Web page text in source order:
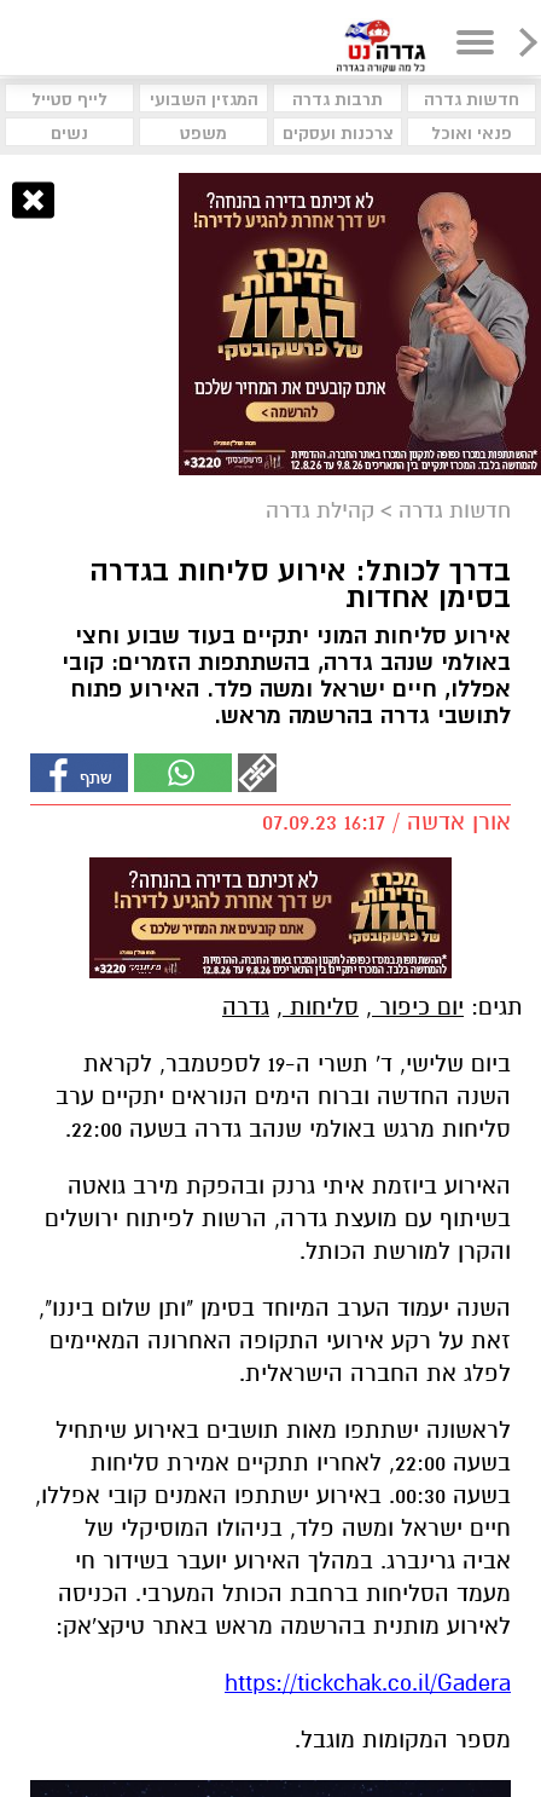
חדשות גדרה תרבות גדרה המגזין השבועי
לייף סטייל
פנאי ואוכל
צרכנות ועסקים משפט נשים
חדשות גדרה > קהילת גדרה
בדרך לכותל: אירוע סליחות בגדרה
בסימן אחדות
אירוע סליחות המוני יתקיים בעוד שבוע וחצי
באולמי שנהב גדרה, בהשתתפות הזמרים: קובי
אפללו, חיים ישראל ומשה פלד. האירוע פתוח
לתושבי גדרה בהרשמה מראש.
אורן אדשה / 16:17 07.09.23
תגים: יום כיפור , סליחות , גדרה
ביום שלישי, ד' תשרי ה-19 לספטמבר, לקראת
השנה החדשה וברוח הימים הנוראים יתקיים ערב
סליחות מרגש באולמי שנהב גדרה בשעה 22:00.
האירוע ביוזמת איתי גרנק ובהפקת מירב גואטה
בשיתוף עם מועצת גדרה, הרשות לפיתוח ירושלים
והקרן למורשת הכותל.
השנה יעמוד הערב המיוחד בסימן "ותן שלום ביננו",
זאת על רקע אירועי התקופה האחרונה המאיימים
לפלג את החברה הישראלית.
לראשונה ישתתפו מאות תושבים באירוע שיתחיל
בשעה 22:00, לאחריו תתקיים אמירת סליחות
בשעה 00:30. באירוע ישתתפו האמנים קובי אפללו,
חיים ישראל ומשה פלד, בניהולו המוסיקלי של
אביה גרינברג. במהלך האירוע יועבר בשידור חי
מעמד הסליחות ברחבת הכותל המערבי. הכניסה
לאירוע מותנית בהרשמה מראש באתר טיקצ'אק:
https://tickchak.co.il/Gadera
מספר המקומות מוגבל.